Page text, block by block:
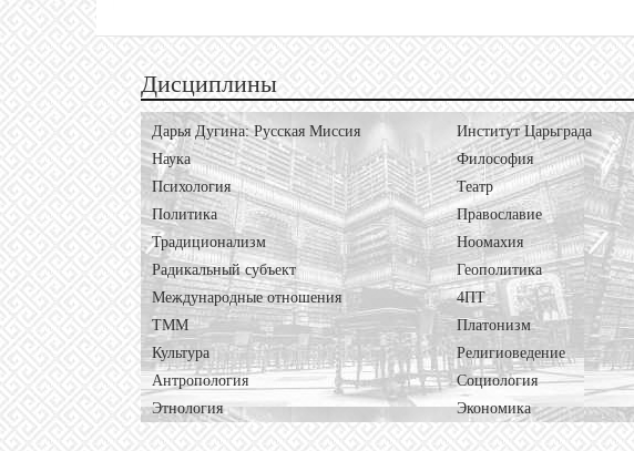
Дисциплины
Дарья Дугина: Русская Миссия
Институт Царьграда
Наука
Философия
Психология
Театр
Политика
Православие
Традиционализм
Ноомахия
Радикальный субъект
Геополитика
Международные отношения
4ПТ
ТММ
Платонизм
Культура
Религиоведение
Антропология
Социология
Этнология
Экономика